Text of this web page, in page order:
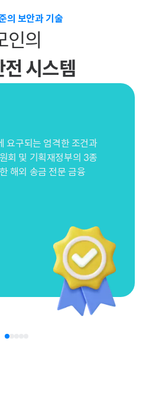
의 보안과 기술
인의
시스템
요구되는 엄격한 조건과
회 및 기획재정부의 3종
해외 송금 전문 금융